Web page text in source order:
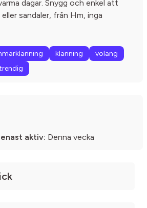
dagar. Snygg och enkel att
sandaler, från Hm, inga
klänning
volang
aktiv: Denna vecka